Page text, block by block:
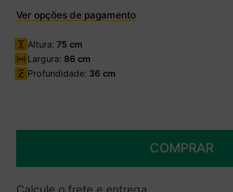
Ver opções de pagamento
R$ 284,99 à vista no Boleto
5% de desconto)
Altura: 75 cm
Largura: 86 cm
Profundidade: 36 cm
COMPRAR